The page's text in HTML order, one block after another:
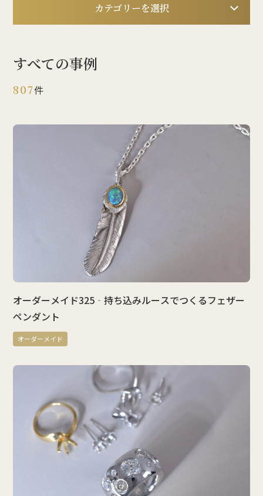
カテゴリーを選択
すべての事例
807件
オーダーメイド325‐持ち込みルースでつくるフェザー
ペンダント
オーダーメイド